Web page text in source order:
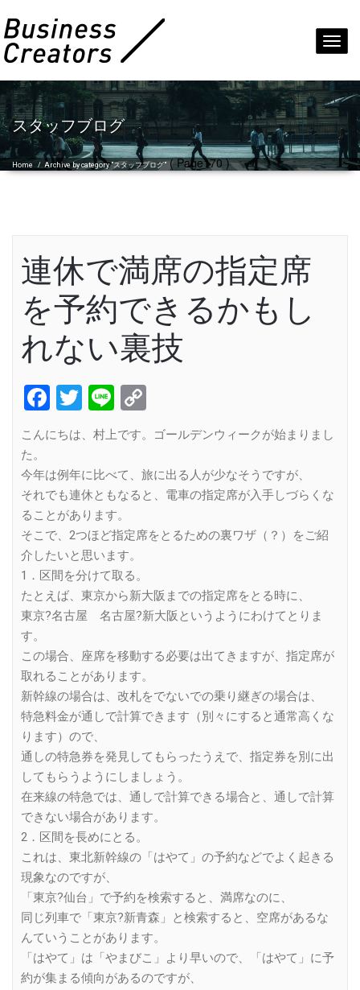
スタッフブログ
Home /Archive by category "スタッフブログ"( Page170 )
連休で満席の指定席
を予約できるかもし
れない裏技
Facebook
Twitter
Line
Link
こんにちは、村上です。ゴールデンウィークが始まりまし
た。
今年は例年に比べて、旅に出る人が少なそうですが、
それでも連休ともなると、電車の指定席が入手しづらくな
ることがあります。
そこで、2つほど指定席をとるための裏ワザ（？）をご紹
介したいと思います。
1．区間を分けて取る。
たとえば、東京から新大阪までの指定席をとる時に、
東京?名古屋 名古屋?新大阪というようにわけてとりま
す。
この場合、座席を移動する必要は出てきますが、指定席が
取れることがあります。
新幹線の場合は、改札をでないでの乗り継ぎの場合は、
特急料金が通しで計算できます（別々にすると通常高くな
ります）ので、
通しの特急券を発見してもらったうえで、指定券を別に出
してもらうようにしましょう。
在来線の特急では、通しで計算できる場合と、通しで計算
できない場合があります。
2．区間を長めにとる。
これは、東北新幹線の「はやて」の予約などでよく起きる
現象なのですが、
「東京?仙台」で予約を検索すると、満席なのに、
同じ列車で「東京?新青森」と検索すると、空席があるな
んていうことがあります。
「はやて」は「やまびこ」より早いので、「はやて」に予
約が集まる傾向があるのですが、